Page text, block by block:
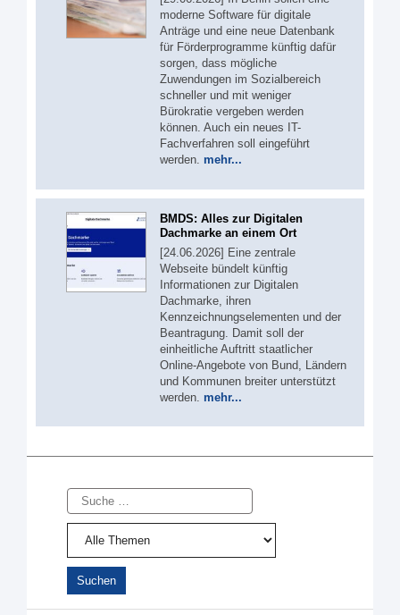
moderne Software für digitale
Anträge und eine neue Datenbank
für Förderprogramme künftig dafür
sorgen, dass mögliche
Zuwendungen im Sozialbereich
schneller und mit weniger
Bürokratie vergeben werden
können. Auch ein neues IT-
Fachverfahren soll eingeführt
werden. mehr...
BMDS: Alles zur Digitalen
Dachmarke an einem Ort
[24.06.2026] Eine zentrale
Webseite bündelt künftig
Informationen zur Digitalen
Dachmarke, ihren
Kennzeichnungselementen und der
Beantragung. Damit soll der
einheitliche Auftritt staatlicher
Online-Angebote von Bund, Ländern
und Kommunen breiter unterstützt
werden. mehr...
Suche